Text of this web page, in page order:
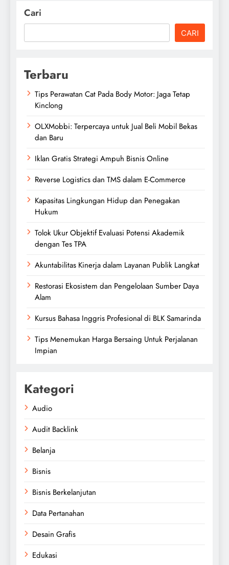
Cari
CARI
Terbaru
Tips Perawatan Cat Pada Body Motor: Jaga Tetap
Kinclong
OLXMobbi: Terpercaya untuk Jual Beli Mobil Bekas
dan Baru
Iklan Gratis Strategi Ampuh Bisnis Online
Reverse Logistics dan TMS dalam E-Commerce
Kapasitas Lingkungan Hidup dan Penegakan
Hukum
Tolok Ukur Objektif Evaluasi Potensi Akademik
dengan Tes TPA
Akuntabilitas Kinerja dalam Layanan Publik Langkat
Restorasi Ekosistem dan Pengelolaan Sumber Daya
Alam
Kursus Bahasa Inggris Profesional di BLK Samarinda
Tips Menemukan Harga Bersaing Untuk Perjalanan
Impian
Kategori
Audio
Audit Backlink
Belanja
Bisnis
Bisnis Berkelanjutan
Data Pertanahan
Desain Grafis
Edukasi